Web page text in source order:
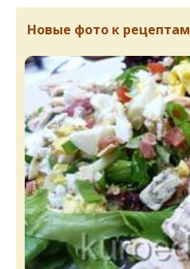
Новые фото к рецептам